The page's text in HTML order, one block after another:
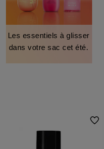
Les essentiels à glisser
dans votre sac cet été.